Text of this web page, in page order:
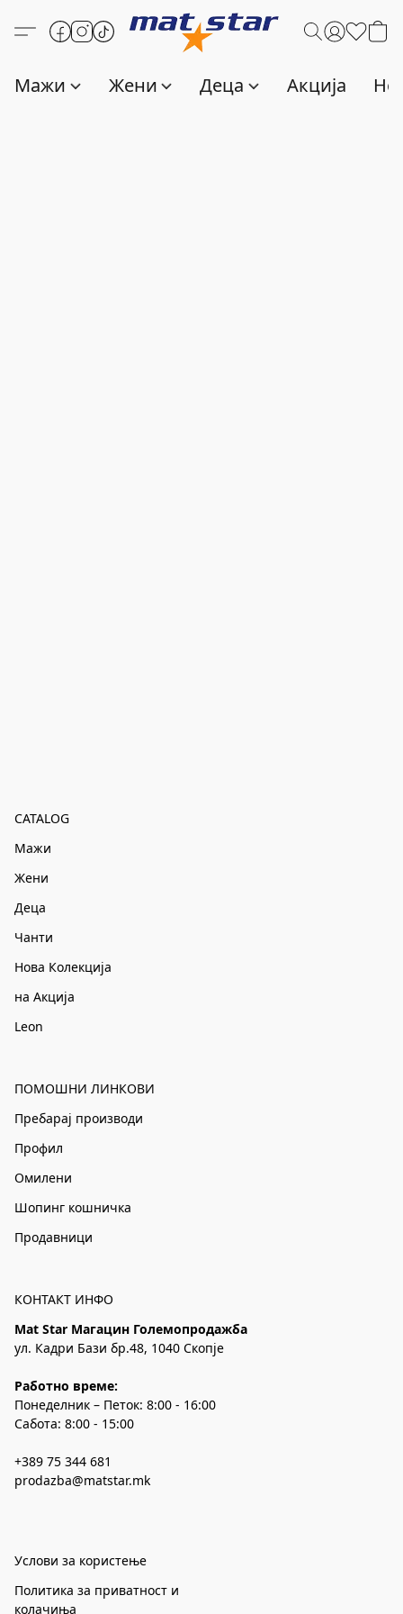
Мажи Жени Деца Акција
CATALOG
Мажи
Жени
Деца
Чанти
Нова Колекција
на Акција
Leon
ПОМОШНИ ЛИНКОВИ
Пребарај производи
Профил
Омилени
Шопинг кошничка
Продавници
КОНТАКТ ИНФО
Mat Star Магацин Големопродажба
ул. Кадри Бази бр.48, 1040 Скопје
Работно време:
Понеделник – Петок: 8:00 - 16:00
Сабота: 8:00 - 15:00
+389 75 344 681
prodazba@matstar.mk
Услови за користење
Политика за приватност и
колачиња